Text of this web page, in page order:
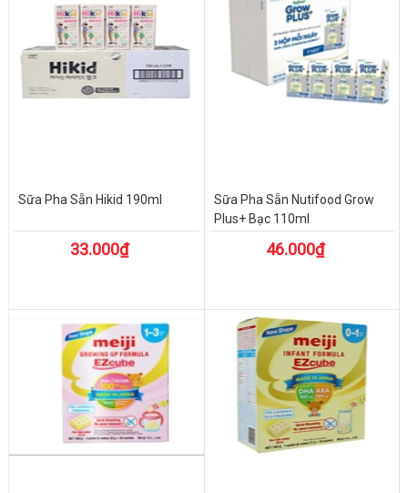
Sữa Pha Sẵn Hikid 190ml
33.000₫
Sữa Pha Sẵn Nutifood Grow
Plus+ Bạc 110ml
46.000₫